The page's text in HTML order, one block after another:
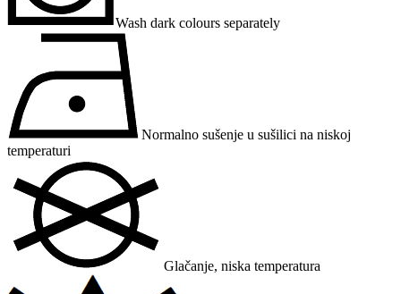
Wash dark colours separately
Normalno sušenje u sušilici na niskoj
temperaturi
Glačanje, niska temperatura